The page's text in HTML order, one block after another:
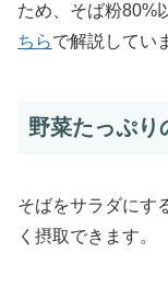
ため、そば粉80%
ちらで解説してい
野菜たっぷり
そばをサラダにす
く摂取できます。